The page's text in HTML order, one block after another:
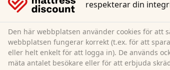
respekterar din
Den här webbplatsen använder cookies för att
webbplatsen fungerar korrekt (t.ex. för att
eller helt enkelt för att logga in). De används
mäta antalet besökare eller för att erbjuda